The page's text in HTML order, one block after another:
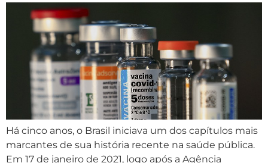
Há cinco anos, o Brasil iniciava um dos capítulos mais
marcantes de sua história recente na saúde pública.
Em 17 de janeiro de 2021, logo após a Agência